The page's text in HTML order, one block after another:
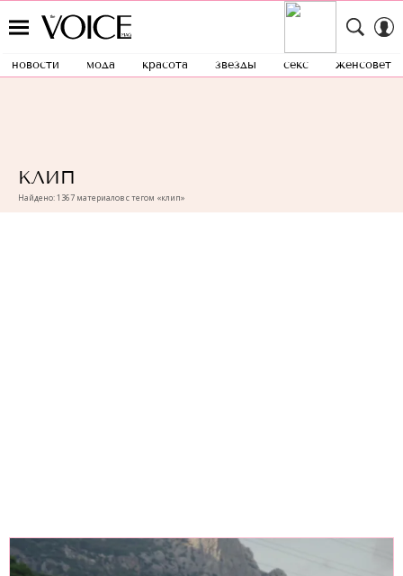
новости мода красота звезды секс женсовет
КЛИП
Найдено: 1367 материалов с тегом «клип»